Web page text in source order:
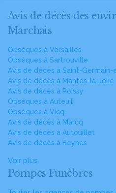
Avis de décès des
Marchais
Obsèques à Versailles
Obsèques à Sartrouville
Avis de décès à Saint-Germain-
Avis de décès à Mantes-la-Jolie
Avis de décès à Poissy
Obsèques à Auteuil
Obsèques à Vicq
Avis de décès à Marcq
Avis de décès à Autouillet
Avis de décès à Beynes
Voir plus
Pompes Funèbres